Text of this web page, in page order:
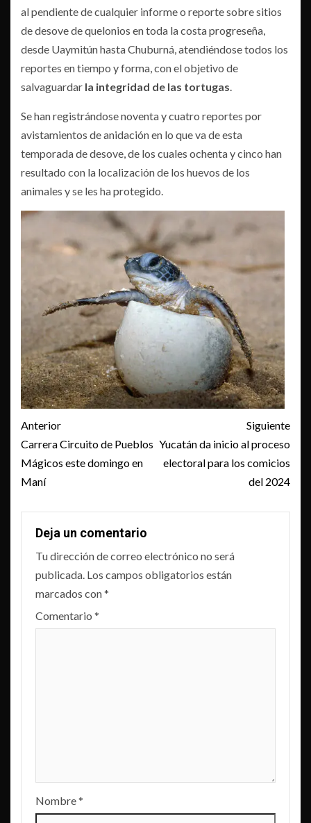
al pendiente de cualquier informe o reporte sobre sitios
de desove de quelonios en toda la costa progreseña,
desde Uaymitún hasta Chuburná, atendiéndose todos los
reportes en tiempo y forma, con el objetivo de
salvaguardar la integridad de las tortugas.
Se han registrándose noventa y cuatro reportes por
avistamientos de anidación en lo que va de esta
temporada de desove, de los cuales ochenta y cinco han
resultado con la localización de los huevos de los
animales y se les ha protegido.
Post
navigation
Anterior
Carrera Circuito de Pueblos
Mágicos este domingo en
Maní
Siguiente
Yucatán da inicio al proceso
electoral para los comicios
del 2024
Deja un comentario
Tu dirección de correo electrónico no será
publicada. Los campos obligatorios están
marcados con*
Comentario *
Nombre*